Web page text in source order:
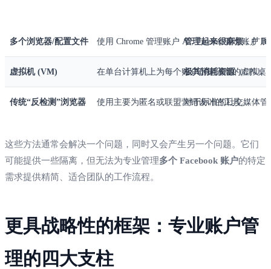
多个浏览器/配置文件 使用 Chrome 管理账户 A，Firefox 管理账户
管理起来很麻烦，扩展
虚拟机 (VM) 在单台计算机上为每个账户创建隔离的虚拟桌
极其消耗资源（CPU
传统“反检测”浏览器 使用主要为匿名或联盟营销设计的工具。
对于标准的社交媒体
这些方法通常会解决一个问题，同时又会产生另一个问题。它们
可能提供一些隔离，但无法为专业管理多个 Facebook 账户的特定
需求提供精简、适合团队的工作流程。
更具战略性的框架：专业账户管
理的四大支柱